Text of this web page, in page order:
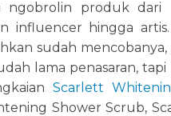
ngobrolin produk
influencer hingga
sudah
lama penasaran,
Scarlett
Shower Scrub,